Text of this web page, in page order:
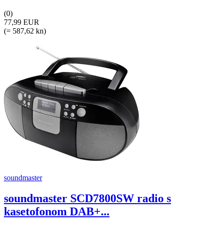
(0)
77,99 EUR
(= 587,62 kn)
soundmaster
soundmaster SCD7800SW radio s
kasetofonom DAB+...